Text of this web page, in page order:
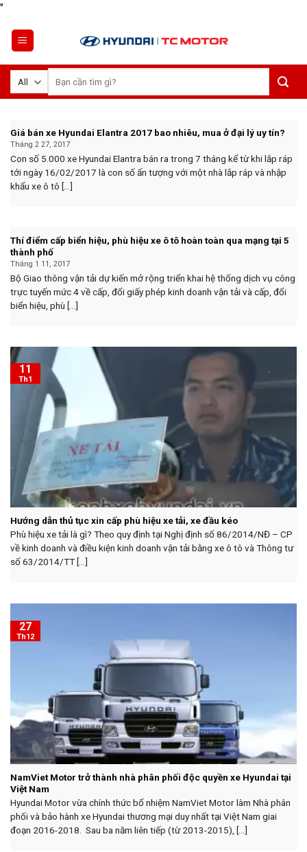
"Skip
content
kiếm:
Giá bán xe Hyundai Elantra 2017 bao nhiêu, mua ở đại lý uy tín?
Tháng 2 27, 2017
Con số 5.000 xe Hyundai Elantra bán ra trong 7 tháng kể từ khi lắp ráp
tới ngày 16/02/2017 là con số ấn tượng với một nhà lắp ráp và nhập
khẩu xe ô tô [...]
Thí điểm cấp biển hiệu, phù hiệu xe ô tô hoàn toàn qua mạng tại 5
thành phố
Tháng 1 11, 2017
Bộ Giao thông vận tải dự kiến mở rộng triển khai hệ thống dịch vụ công
trực tuyến mức 4 về cấp, đổi giấy phép kinh doanh vận tải và cấp, đổi
biển hiệu, phù [...]
Hướng dẫn thủ tục xin cấp phù hiệu xe tải, xe đầu kéo
Phù hiệu xe tải là gì? Theo quy định tại Nghị định số 86/2014/NĐ – CP
về kinh doanh và điều kiện kinh doanh vận tải bằng xe ô tô và Thông tư
số 63/2014/TT [...]
11
Th1
NamViet Motor trở thành nhà phân phối độc quyền xe Hyundai tại
Việt Nam
Hyundai Motor vừa chính thức bổ nhiệm NamViet Motor làm Nhà phân
phối và bảo hành xe Hyundai thương mại duy nhất tại Việt Nam giai
đoạn 2016-2018. Sau ba năm liên tiếp (từ 2013-2015), [...]
27
Th12